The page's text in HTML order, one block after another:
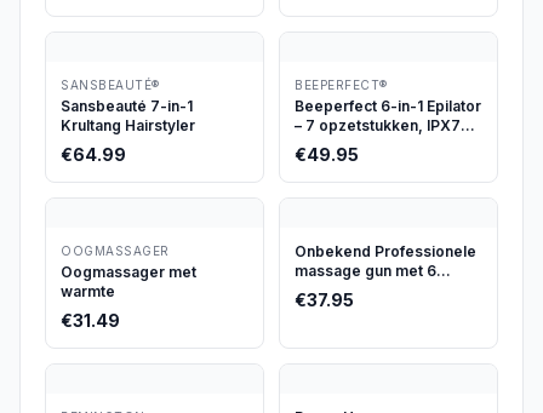
SANSBEAUTÉ®
Sansbeauté 7-in-1
Krultang Hairstyler
€64.99
BEEPERFECT®
Beeperfect 6-in-1 Epilator
– 7 opzetstukken, IPX7
waterdicht
€49.95
OOGMASSAGER
Oogmassager met
warmte
€31.49
Onbekend Professionele
massage gun met 6
opzetstukken, 30
snelheden
€37.95